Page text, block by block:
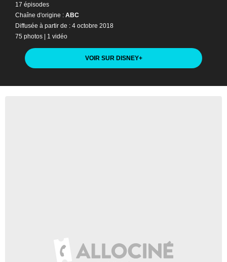
17 épisodes
Chaîne d'origine : ABC
Diffusée à partir de : 4 octobre 2018
75 photos | 1 vidéo
VOIR SUR DISNEY+